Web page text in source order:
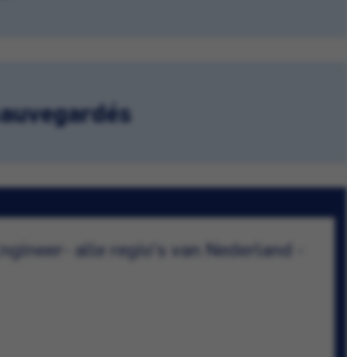
alle regio's van Nederland -